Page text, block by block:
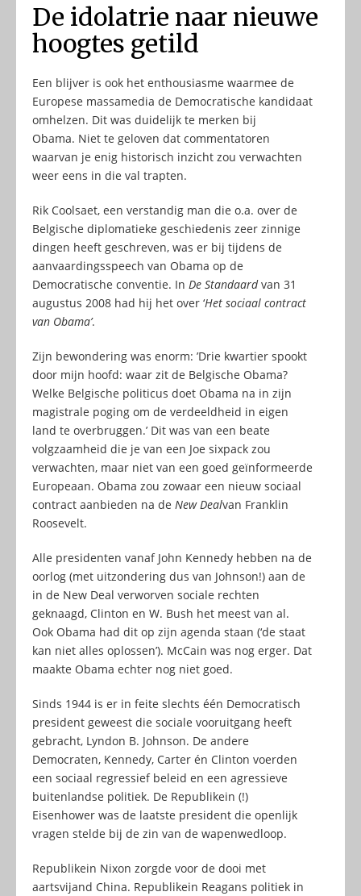
De idolatrie naar nieuwe
hoogtes getild
Een blijver is ook het enthousiasme waarmee de
Europese massamedia de Democratische kandidaat
omhelzen. Dit was duidelijk te merken bij
Obama. Niet te geloven dat commentatoren
waarvan je enig historisch inzicht zou verwachten
weer eens in die val trapten.
Rik Coolsaet, een verstandig man die o.a. over de
Belgische diplomatieke geschiedenis zeer zinnige
dingen heeft geschreven, was er bij tijdens de
aanvaardingsspeech van Obama op de
Democratische conventie. In De Standaardvan 31
augustus 2008 had hij het over ‘Het sociaal contract
van Obama’.
Zijn bewondering was enorm: ’Drie kwartier spookt
door mijn hoofd: waar zit de Belgische Obama?
Welke Belgische politicus doet Obama na in zijn
magistrale poging om de verdeeldheid in eigen
land te overbruggen.’ Dit was van een beate
volgzaamheid die je van een Joe sixpack zou
verwachten, maar niet van een goed geïnformeerde
Europeaan. Obama zou zowaar een nieuw sociaal
contract aanbieden na de New Dealvan Franklin
Roosevelt.
Alle presidenten vanaf John Kennedy hebben na de
oorlog (met uitzondering dus van Johnson!) aan de
in de New Deal verworven sociale rechten
geknaagd, Clinton en W. Bush het meest van al.
Ook Obama had dit op zijn agenda staan (‘de staat
kan niet alles oplossen’). McCain was nog erger. Dat
maakte Obama echter nog niet goed.
Sinds 1944 is er in feite slechts één Democratisch
president geweest die sociale vooruitgang heeft
gebracht, Lyndon B. Johnson. De andere
Democraten, Kennedy, Carter én Clinton voerden
een sociaal regressief beleid en een agressieve
buitenlandse politiek. De Republikein (!)
Eisenhower was de laatste president die openlijk
vragen stelde bij de zin van de wapenwedloop.
Republikein Nixon zorgde voor de dooi met
aartsvijand China. Republikein Reagans politiek in